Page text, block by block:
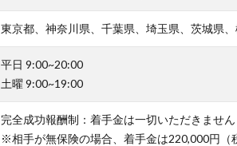
東京都、神奈川県、千葉県、埼玉県、茨城県
平日 9:00~20:00
土曜 9:00~19:00
完全成功報酬制：着手金は一切いただきません
※相手が無保険の場合、着手金は220,000円（